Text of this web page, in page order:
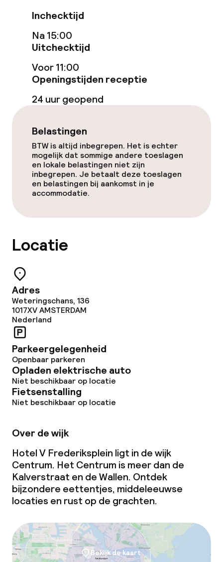
Overal rookvrij
Inchecktijd
Na 15:00
Uitchecktijd
Voor 11:00
Openingstijden receptie
24 uur geopend
Belastingen
BTW is altijd inbegrepen. Het is echter
mogelijk dat sommige andere toeslagen
en lokale belastingen niet zijn
inbegrepen. Je betaalt deze toeslagen
en belastingen bij aankomst in je
accommodatie.
Locatie
Adres
Weteringschans, 136
1017XVAMSTERDAM
Nederland
Parkeergelegenheid
Openbaar parkeren
Opladen elektrische auto
Niet beschikbaar op locatie
Fietsenstalling
Niet beschikbaar op locatie
Over de wijk
Hotel V Frederiksplein ligt in de wijk
Centrum. Het Centrum is meer dan de
Kalverstraat en de Wallen. Ontdek
bijzondere eettentjes, middeleeuwse
locaties en rust op de grachten.
Bekijk de kaart